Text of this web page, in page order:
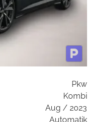
Pkw
Kombi
Aug / 2023
Automatik